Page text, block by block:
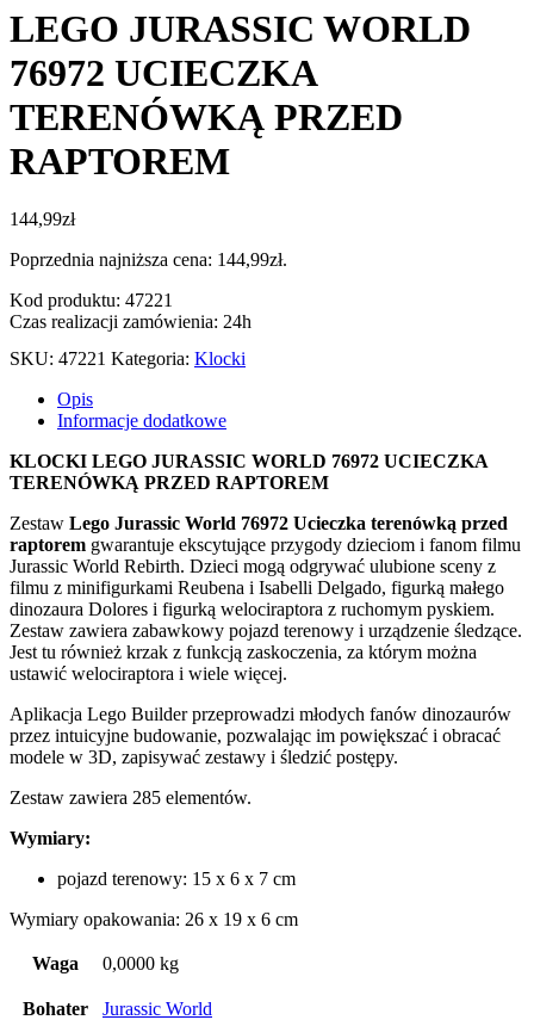
LEGO JURASSIC WORLD
76972 UCIECZKA
TERENÓWKĄ PRZED
RAPTOREM
144,99zł
Poprzednia najniższa cena: 144,99zł.
Kod produktu: 47221
Czas realizacji zamówienia: 24h
SKU: 47221 Kategoria: Klocki
Opis
Informacje dodatkowe
KLOCKI LEGO JURASSIC WORLD 76972 UCIECZKA
TERENÓWKĄ PRZED RAPTOREM
Zestaw Lego Jurassic World 76972 Ucieczka terenówką przed
raptorem gwarantuje ekscytujące przygody dzieciom i fanom filmu
Jurassic World Rebirth. Dzieci mogą odgrywać ulubione sceny z
filmu z minifigurkami Reubena i Isabelli Delgado, figurką małego
dinozaura Dolores i figurką welociraptora z ruchomym pyskiem.
Zestaw zawiera zabawkowy pojazd terenowy i urządzenie śledzące.
Jest tu również krzak z funkcją zaskoczenia, za którym można
ustawić welociraptora i wiele więcej.
Aplikacja Lego Builder przeprowadzi młodych fanów dinozaurów
przez intuicyjne budowanie, pozwalając im powiększać i obracać
modele w 3D, zapisywać zestawy i śledzić postępy.
Zestaw zawiera 285 elementów.
Wymiary:
pojazd terenowy: 15 x 6 x 7 cm
Wymiary opakowania: 26 x 19 x 6 cm
Waga 0,0000 kg
Bohater Jurassic World